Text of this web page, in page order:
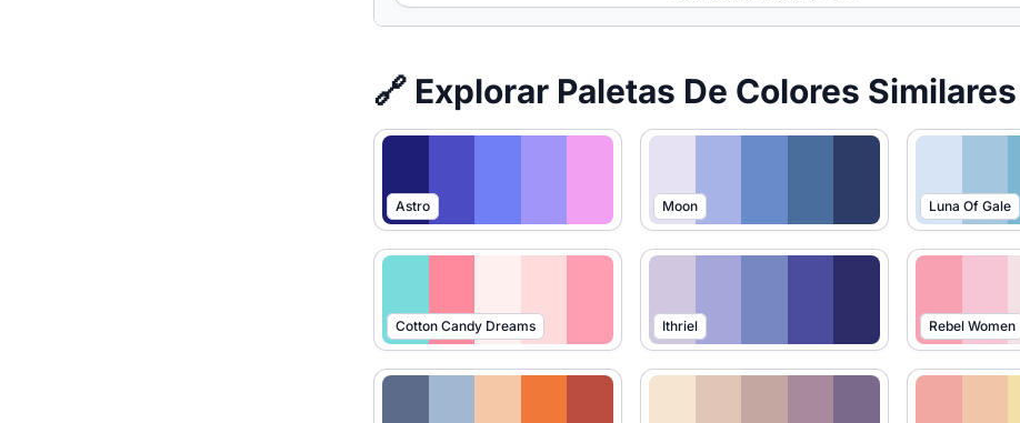
🔗 Explorar Paletas De Colores Similares
Astro Moon Luna Of Gale
Cotton Candy Dreams Ithriel Rebel Women